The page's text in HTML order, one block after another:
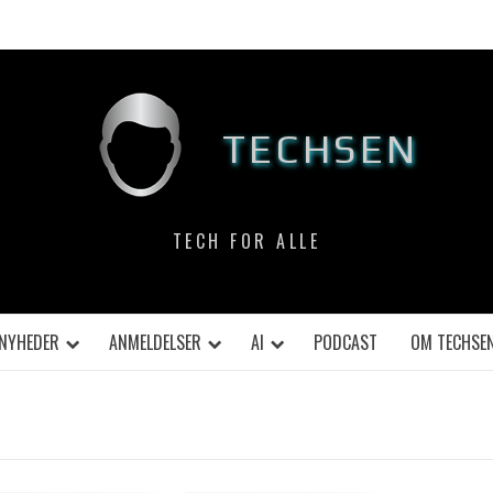
TECHSEN
TECH FOR ALLE
NYHEDER ANMELDELSER AI PODCAST OM